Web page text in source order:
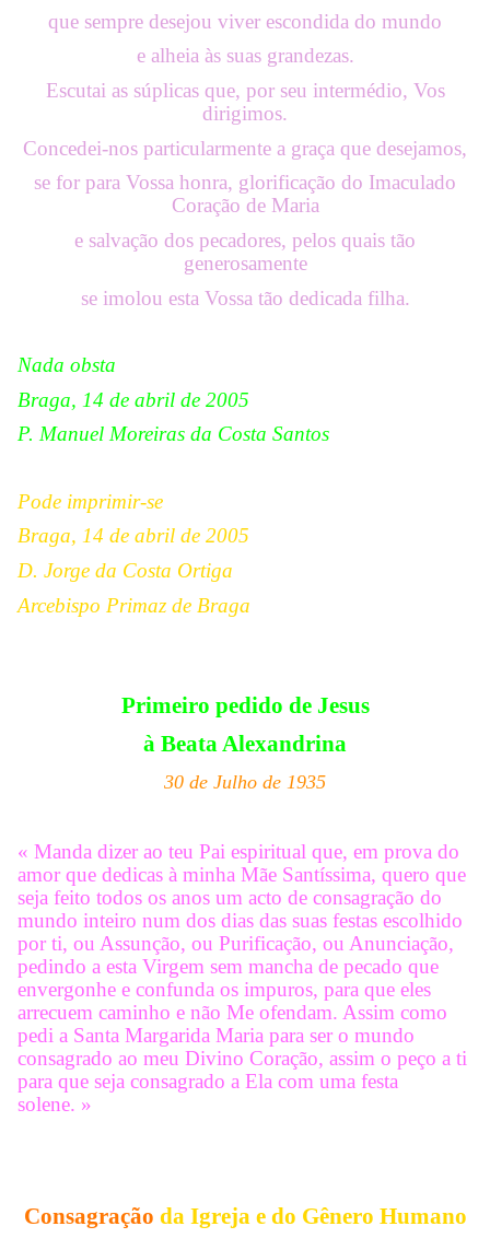
que sempre desejou viver escondida do mundo
e alheia às suas grandezas.
Escutai as súplicas que, por seu intermédio, Vos
dirigimos.
Concedei-nos particularmente a graça que desejamos,
se for para Vossa honra, glorificação do Imaculado
Coração de Maria
e salvação dos pecadores, pelos quais tão
generosamente
se imolou esta Vossa tão dedicada filha.
Nada obsta
Braga, 14 de abril de 2005
P. Manuel Moreiras da Costa Santos
Pode imprimir-se
Braga, 14 de abril de 2005
D. Jorge da Costa Ortiga
Arcebispo Primaz de Braga
Primeiro pedido de Jesus
à Beata Alexandrina
30 de Julho de 1935
« Manda dizer ao teu Pai espiritual que, em prova do
amor que dedicas à minha Mãe Santíssima, quero que
seja feito todos os anos um acto de consagração do
mundo inteiro num dos dias das suas festas escolhido
por ti, ou Assunção, ou Purificação, ou Anunciação,
pedindo a esta Virgem sem mancha de pecado que
envergonhe e confunda os impuros, para que eles
arrecuem caminho e não Me ofendam. Assim como
pedi a Santa Margarida Maria para ser o mundo
consagrado ao meu Divino Coração, assim o peço a ti
para que seja consagrado a Ela com uma festa
solene. »
Consagração da Igreja e do Gênero Humano